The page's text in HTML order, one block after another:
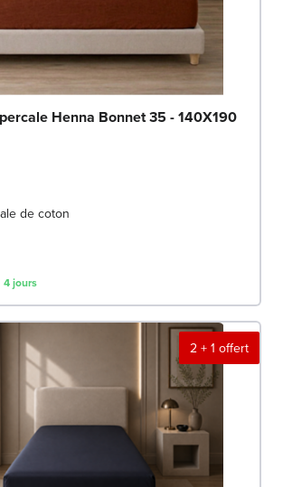
Henna Bonnet 35 - 140X190
de coton
4 jours
2 + 1 offert